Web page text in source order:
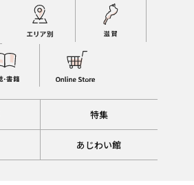
特集
あじわい館